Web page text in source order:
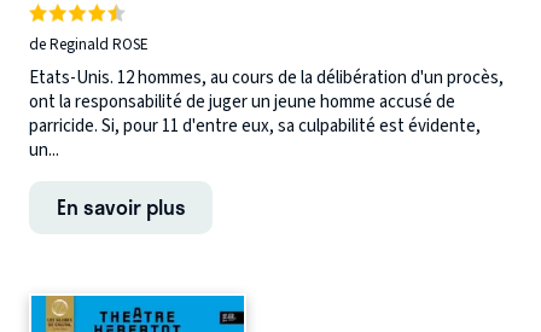
de Reginald ROSE
Etats-Unis. 12 hommes, au cours de la délibération d'un procès,
ont la responsabilité de juger un jeune homme accusé de
parricide. Si, pour 11 d'entre eux, sa culpabilité est évidente,
un...
En savoir plus